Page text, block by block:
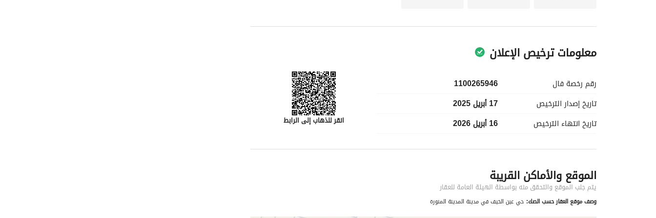
معلومات ترخيص الإعلان
رقم رخصة فال
1100265946
تاريخ إصدار الترخيص
17 أبريل 2025
تاريخ انتهاء الترخيص 16 أبريل 2026 انقر للذهاب إلى الرابط
معلومات مسؤول الإعلان
اسم المسؤول -
الموقع
الموقع والأماكن القريبة
يتم جلب الموقع والتحقق منه بواسطة الهيئة العامة للعقار
وصف موقع العقار حسب الصك: حي عين الخيف في مدينة المدينة المنورة